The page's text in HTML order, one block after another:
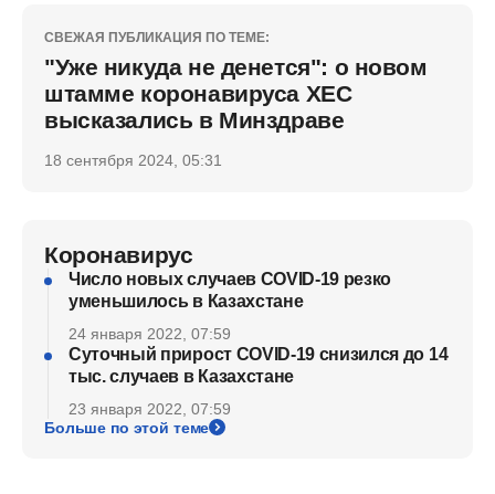
СВЕЖАЯ ПУБЛИКАЦИЯ ПО ТЕМЕ:
"Уже никуда не денется": о новом
штамме коронавируса ХЕС
высказались в Минздраве
18 сентября 2024, 05:31
Коронавирус
Число новых случаев COVID-19 резко
уменьшилось в Казахстане
24 января 2022, 07:59
Суточный прирост COVID-19 снизился до 14
тыс. случаев в Казахстане
23 января 2022, 07:59
Больше по этой теме